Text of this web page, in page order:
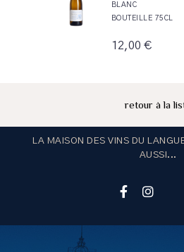
BLANC
BOUTEILLE 75CL
12,00 €
retour à la
LA MAISON DES VINS DU
AUSSI...